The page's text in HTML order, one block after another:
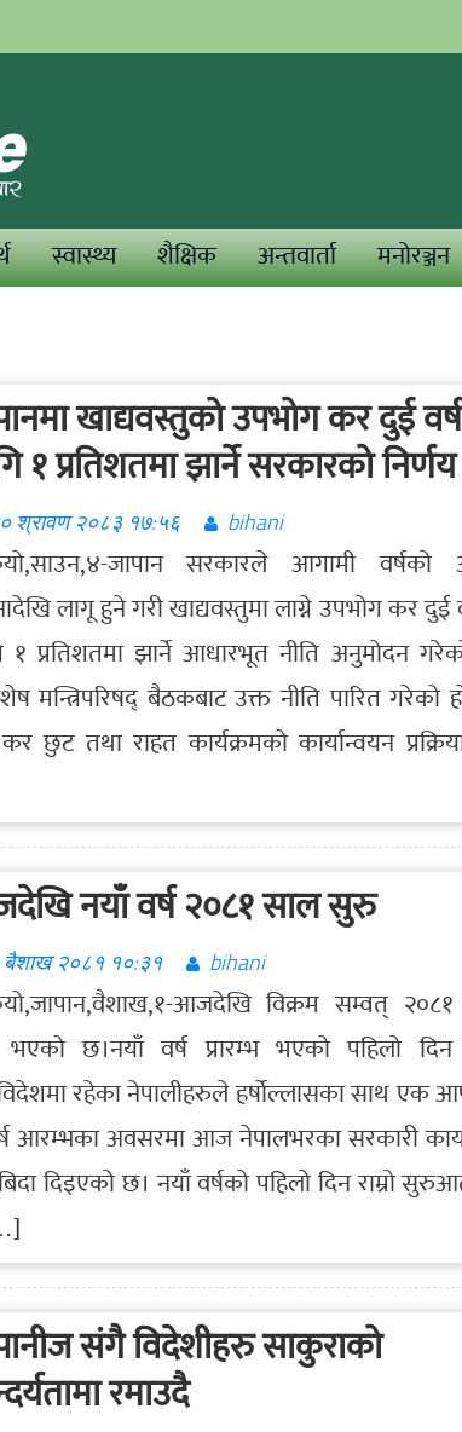
स्वास्थ्य शैक्षिक अन्तवार्ता मनोरञ्जन
खाद्यवस्तुको उपभोग कर दुई
१ प्रतिशतमा झार्ने सरकारको निर्णय
श्रावण २०८३ १७:५६ bihani
जापान सरकारले आगामी वर्षको
लागू हुने गरी खाद्यवस्तुमा लाग्ने उपभोग कर दुई
१ प्रतिशतमा झार्ने आधारभूत नीति अनुमोदन
बैठकबाट उक्त नीति पारित गरेको
तथा राहत कार्यक्रमको कार्यान्वयन
नयाँ वर्ष २०८१ साल सुरु
बैशाख २०८१ १०:३१ bihani
आजदेखि विक्रम सम्वत्
छ।नयाँ वर्ष प्रारम्भ भएको पहिलो
रहेका नेपालीहरुले हर्षोल्लासका साथ एक
आरम्भका अवसरमा आज नेपालभरका सरकारी
दिइएको छ। नयाँ वर्षको पहिलो दिन राम्रो
संगै विदेशीहरु साकुराको
रमाउदै